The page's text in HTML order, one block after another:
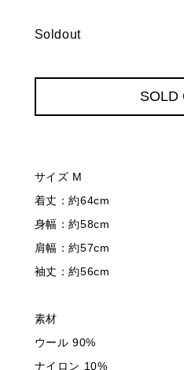
Soldout
SOLD
サイズ M
着丈：約64cm
身幅：約58cm
肩幅：約57cm
袖丈：約56cm
素材
ウール 90%
ナイロン 10%